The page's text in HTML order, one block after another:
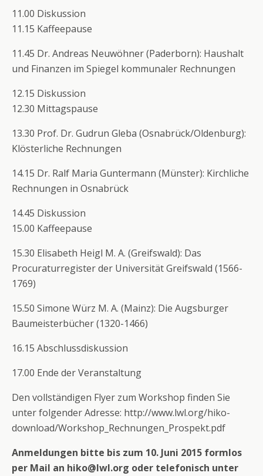
11.00 Diskussion
11.15 Kaffeepause
11.45 Dr. Andreas Neuwöhner (Paderborn): Haushalt
und Finanzen im Spiegel kommunaler Rechnungen
12.15 Diskussion
12.30 Mittagspause
13.30 Prof. Dr. Gudrun Gleba (Osnabrück/Oldenburg):
Klösterliche Rechnungen
14.15 Dr. Ralf Maria Guntermann (Münster): Kirchliche
Rechnungen in Osnabrück
14.45 Diskussion
15.00 Kaffeepause
15.30 Elisabeth Heigl M. A. (Greifswald): Das
Procuraturregister der Universität Greifswald (1566-
1769)
15.50 Simone Würz M. A. (Mainz): Die Augsburger
Baumeisterbücher (1320-1466)
16.15 Abschlussdiskussion
17.00 Ende der Veranstaltung
Den vollständigen Flyer zum Workshop finden Sie
unter folgender Adresse: http://www.lwl.org/hiko-
download/Workshop_Rechnungen_Prospekt.pdf
Anmeldungen bitte bis zum 10. Juni 2015 formlos
per Mail an hiko@lwl.org oder telefonisch unter